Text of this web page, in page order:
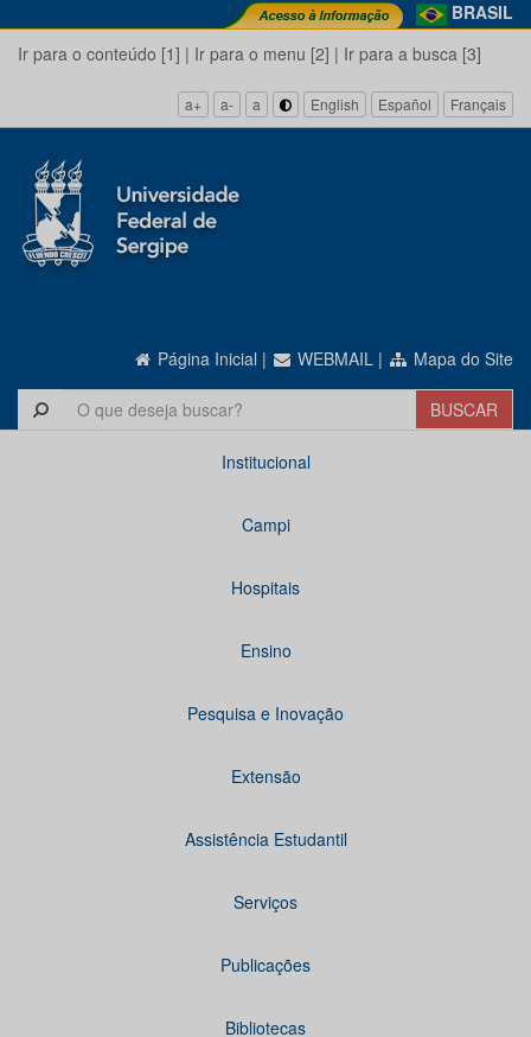
BRASIL
Ir para o conteúdo [1] | Ir para o menu [2] | Ir para a busca [3]
a+ a- a English Español Français
Página Inicial | WEBMAIL | Mapa do Site
Institucional
Campi
Hospitais
Ensino
Pesquisa e Inovação
Extensão
Assistência Estudantil
Serviços
Publicações
Bibliotecas